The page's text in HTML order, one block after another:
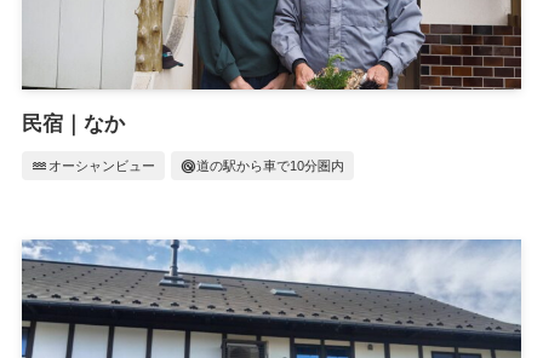
民宿｜なか
water オーシャンビュー radar道の駅から車で10分圏内